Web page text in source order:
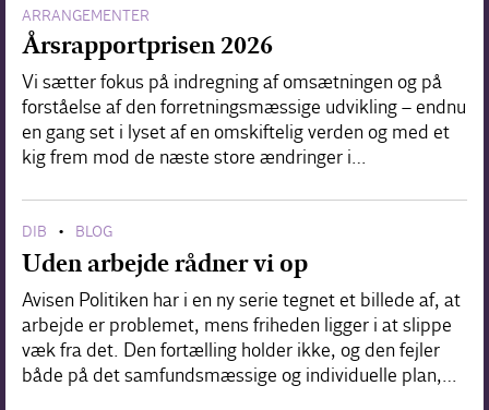
ARRANGEMENTER
Årsrapportprisen 2026
Vi sætter fokus på indregning af omsætningen og på
forståelse af den forretningsmæssige udvikling – endnu
en gang set i lyset af en omskiftelig verden og med et
kig frem mod de næste store ændringer i…
DIB • BLOG
Uden arbejde rådner vi op
Avisen Politiken har i en ny serie tegnet et billede af, at
arbejde er problemet, mens friheden ligger i at slippe
væk fra det. Den fortælling holder ikke, og den fejler
både på det samfundsmæssige og individuelle plan,…